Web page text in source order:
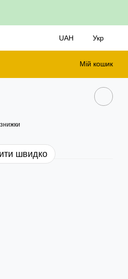
UAH Укр
Мій кошик
швидко